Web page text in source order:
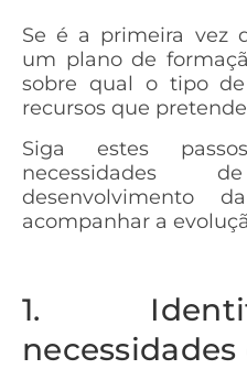
Se é a primeira vez
um plano de
sobre qual o tipo
recursos que
Siga estes
necessidades
desenvolvimento
acompanhar a
1.